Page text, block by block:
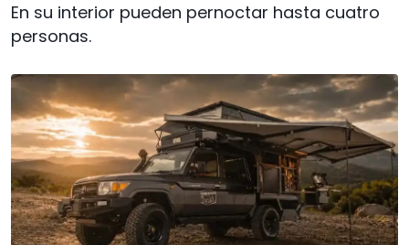
En su interior pueden pernoctar hasta cuatro
personas.